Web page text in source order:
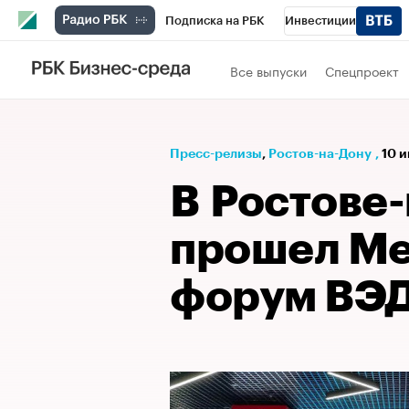
Подписка на РБК Инвестиции
РБК Вино
Политика
Все выпуски Спецпроект
Пресс-релизы⁠, Ростов-на-Дону , 10
В
прошел
форум